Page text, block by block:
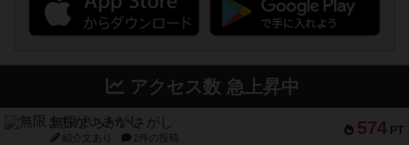
アクセス数 急上昇中
574 PT
無限まちがいさがし
紹介文あり 2件の投稿